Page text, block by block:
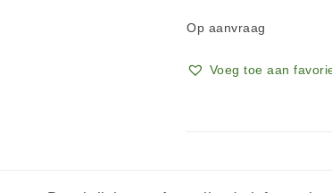
Op aanvraag
Voeg toe aan